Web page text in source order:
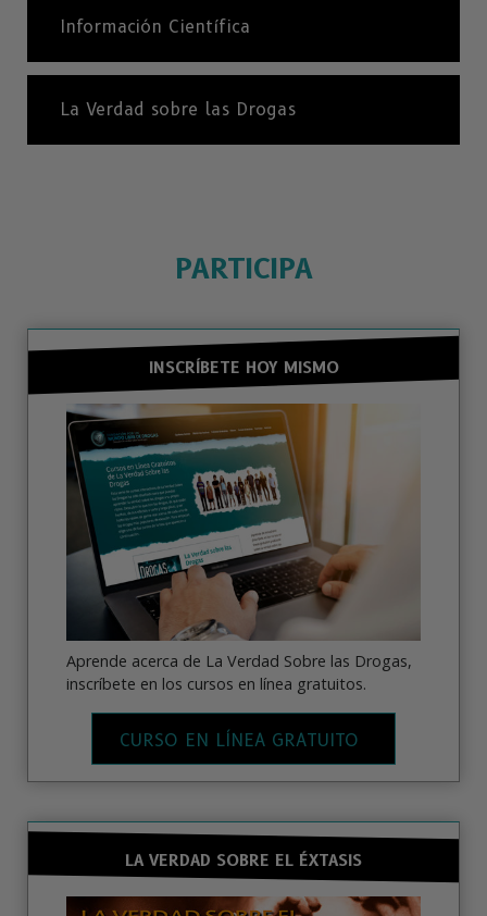
Información Científica
La Verdad sobre las Drogas
PARTICIPA
INSCRÍBETE HOY MISMO
Aprende acerca de La Verdad Sobre las Drogas,
inscríbete en los cursos en línea gratuitos.
CURSO EN LÍNEA GRATUITO
LA VERDAD SOBRE EL ÉXTASIS